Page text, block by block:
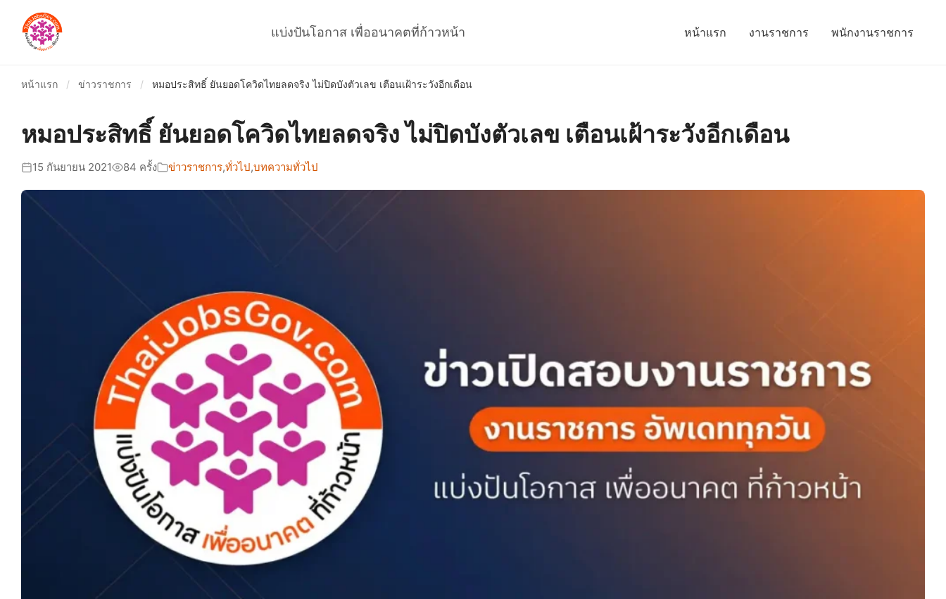
แบ่งปันโอกาส เพื่ออนาคตที่ก้าวหน้า หน้าแรก งานราชการ พนักงานราชการ
หน้าแรก / ข่าวราชการ / หมอประสิทธิ์ ยันยอดโควิดไทยลดจริง ไม่ปิดบังตัวเลข เตือนเฝ้าระวังอีกเดือน
หมอประสิทธิ์ ยันยอดโควิดไทยลดจริง ไม่ปิดบังตัวเลข เตือนเฝ้าระวังอีกเดือน
15 กันยายน 2021 84 ครั้ง ข่าวราชการ,ทั่วไป,บทความทั่วไป